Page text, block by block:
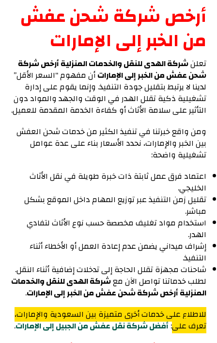
أرخص شركة شحن عفش
من الخبر إلى الإمارات
تعلنشركة الهدى للنقل والخدمات المنزلية أرخص شركة
شحن عفش من الخبر إلى الإماراتأن مفهوم “السعر الأقل”
لدينا لا يرتبط بتقليل جودة التنفيذ. وإنما يقوم على إدارة
تشغيلية ذكية تقلل الهدر في الوقت والجهد والمواد دون
التأثير على سلامة الأثاث أو كفاءة الخدمة المقدمة للعميل.
ومن واقع خبرتنا في تنفيذ الكثير من خدمات شحن العفش
بين الخبر والإمارات، نحدد الأسعار بناء علىعدة عوامل
تشغيلية واضحة:
اعتماد فرق عمل ثابتة ذات خبرة طويلة في نقل الأثاث
الخليجي.
تقليل زمن التنفيذ عبر توزيع المهام داخل الموقع بشكل
مباشر.
استخدام مواد تغليف مخصصة حسب نوع الأثاث لتفادي
الهدر.
إشراف ميداني يضمن عدم إعادة العمل أو الأخطاء أثناء
التنفيذ.
شاحنات مجهزة تقلل الحاجة إلى تدخلات إضافية أثناء النقل.
لطلب خدماتنا تواصل الآن معشركة الهدى للنقل والخدمات
المنزلية أرخص شركة شحن عفش من الخبر إلى الإمارات.
للاطلاع على خدمات أخرى متميزة بين السعودية والإمارات،
تعرف على:أفضل شركة نقل عفش من الجبيل إلى الإمارات.